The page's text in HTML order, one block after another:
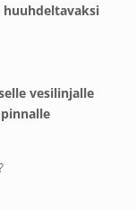
vesilinjalle